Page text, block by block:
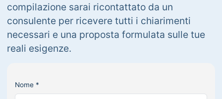
compilazione sarai ricontattato da un
consulente per ricevere tutti i chiarimenti
necessari e una proposta formulata sulle tue
reali esigenze.
Nome *